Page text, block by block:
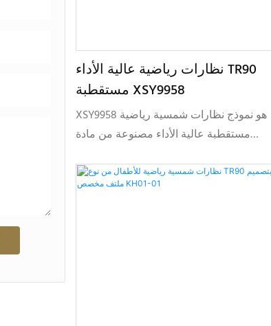
نظارات رياضية عالية الأداء TR90
مستقطبة XSY9958
XSY9958 هو نموذج نظارات شمسية رياضية
مستقطبة عالية الأداء مصنوعة من مادة
ومصممة للاستخدام النشط في الهواء الطلق
ومصممة خصيصًا لتخصيص العلامة التجارية